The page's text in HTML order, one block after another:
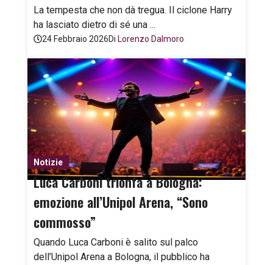
La tempesta che non dà tregua. Il ciclone Harry
ha lasciato dietro di sé una ...
24 Febbraio 2026Di Lorenzo Dalmoro
Notizie
Luca Carboni trionfa a Bologna:
emozione all’Unipol Arena, “Sono
commosso”
Quando Luca Carboni è salito sul palco
dell’Unipol Arena a Bologna, il pubblico ha